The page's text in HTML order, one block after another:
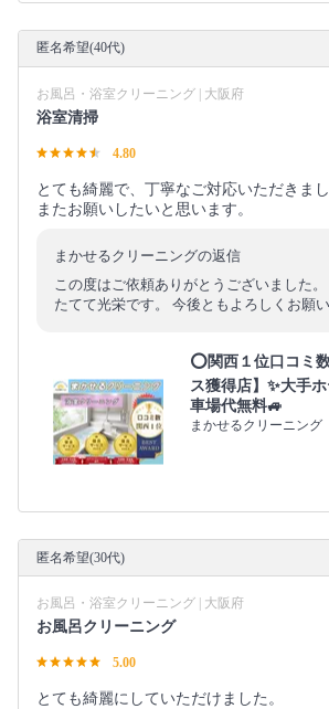
匿名希望(40代)
お風呂・浴室クリーニング | 大阪府
浴室清掃
4.80
とても綺麗で、丁寧なご対応いただきまし
またお願いしたいと思います。
まかせるクリーニングの返信
この度はご依頼ありがとうございました
たてて光栄です。 今後ともよろしくお願い
⭕関西１位口コミ
ス獲得店】✨大手
車場代無料🚙
まかせるクリーニング
匿名希望(30代)
お風呂・浴室クリーニング | 大阪府
お風呂クリーニング
5.00
とても綺麗にしていただけました。